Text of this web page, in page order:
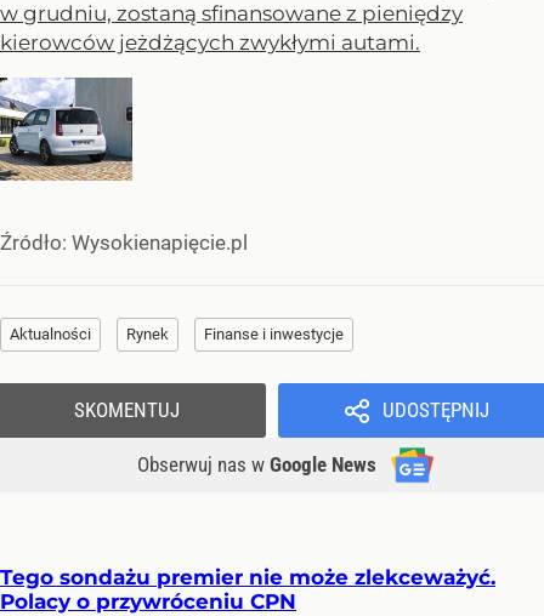
w grudniu, zostaną sfinansowane z pieniędzy
kierowców jeżdżących zwykłymi autami.
Źródło: Wysokienapięcie.pl
Aktualności Rynek Finanse i inwestycje
UDOSTĘPNIJ
Obserwuj nas w Google News
SKOMENTUJ
Tego sondażu premier nie może zlekceważyć.
Polacy o przywróceniu CPN